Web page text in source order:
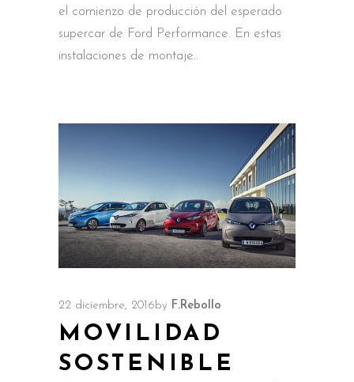
el comienzo de producción del esperado
supercar de Ford Performance. En estas
instalaciones de montaje
22 diciembre, 2016by F.Rebollo
MOVILIDAD
SOSTENIBLE